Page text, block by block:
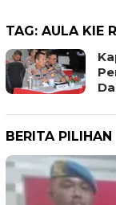
TAG: AULA KIE
BERITA PILIHAN